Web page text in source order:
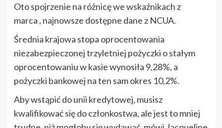
Oto spojrzenie na różnicę we wskaźnikach z
marca , najnowsze dostępne dane z NCUA.
Średnia krajowa stopa oprocentowania
niezabezpieczonej trzyletniej pożyczki o stałym
oprocentowaniu w kasie wynosiła 9,28%, a
pożyczki bankowej na ten sam okres 10,2%.
Aby wstąpić do unii kredytowej, musisz
kwalifikować się do członkostwa, ale jest to mniej